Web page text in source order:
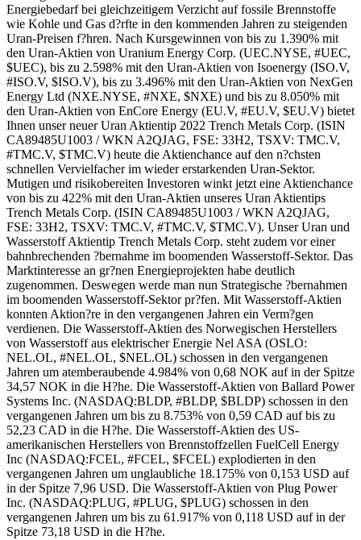
Energiebedarf bei gleichzeitigem Verzicht auf fossile Brennstoffe
wie Kohle und Gas d?rfte in den kommenden Jahren zu steigenden
Uran-Preisen f?hren. Nach Kursgewinnen von bis zu 1.390% mit
den Uran-Aktien von Uranium Energy Corp. (UEC.NYSE, #UEC,
$UEC), bis zu 2.598% mit den Uran-Aktien von Isoenergy (ISO.V,
#ISO.V, $ISO.V), bis zu 3.496% mit den Uran-Aktien von NexGen
Energy Ltd (NXE.NYSE, #NXE, $NXE) und bis zu 8.050% mit
den Uran-Aktien von EnCore Energy (EU.V, #EU.V, $EU.V) bietet
Ihnen unser neuer Uran Aktientip 2022 Trench Metals Corp. (ISIN
CA89485U1003 / WKN A2QJAG, FSE: 33H2, TSXV: TMC.V,
#TMC.V, $TMC.V) heute die Aktienchance auf den n?chsten
schnellen Vervielfacher im wieder erstarkenden Uran-Sektor.
Mutigen und risikobereiten Investoren winkt jetzt eine Aktienchance
von bis zu 422% mit den Uran-Aktien unseres Uran Aktientips
Trench Metals Corp. (ISIN CA89485U1003 / WKN A2QJAG,
FSE: 33H2, TSXV: TMC.V, #TMC.V, $TMC.V). Unser Uran und
Wasserstoff Aktientip Trench Metals Corp. steht zudem vor einer
bahnbrechenden ?bernahme im boomenden Wasserstoff-Sektor. Das
Marktinteresse an gr?nen Energieprojekten habe deutlich
zugenommen. Deswegen werde man nun Strategische ?bernahmen
im boomenden Wasserstoff-Sektor pr?fen. Mit Wasserstoff-Aktien
konnten Aktion?re in den vergangenen Jahren ein Verm?gen
verdienen. Die Wasserstoff-Aktien des Norwegischen Herstellers
von Wasserstoff aus elektrischer Energie Nel ASA (OSLO:
NEL.OL, #NEL.OL, $NEL.OL) schossen in den vergangenen
Jahren um atemberaubende 4.984% von 0,68 NOK auf in der Spitze
34,57 NOK in die H?he. Die Wasserstoff-Aktien von Ballard Power
Systems Inc. (NASDAQ:BLDP, #BLDP, $BLDP) schossen in den
vergangenen Jahren um bis zu 8.753% von 0,59 CAD auf bis zu
52,23 CAD in die H?he. Die Wasserstoff-Aktien des US-
amerikanischen Herstellers von Brennstoffzellen FuelCell Energy
Inc (NASDAQ:FCEL, #FCEL, $FCEL) explodierten in den
vergangenen Jahren um unglaubliche 18.175% von 0,153 USD auf
in der Spitze 7,96 USD. Die Wasserstoff-Aktien von Plug Power
Inc. (NASDAQ:PLUG, #PLUG, $PLUG) schossen in den
vergangenen Jahren um bis zu 61.917% von 0,118 USD auf in der
Spitze 73,18 USD in die H?he.